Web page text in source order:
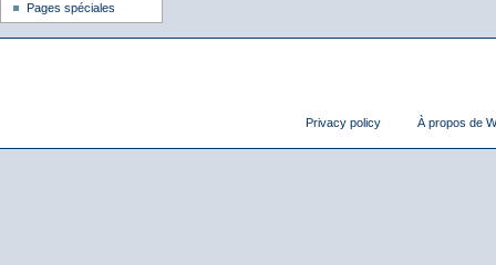
Pages spéciales
Privacy policy À propos de